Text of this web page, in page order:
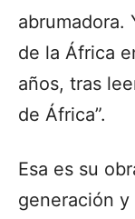
abrumadora.
de la África
años, tras
de África”.
Esa es su
generación